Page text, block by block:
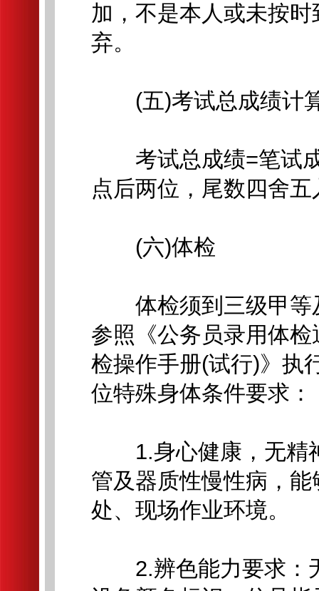
加，不是本人或未按
弃。
(五)考试总成绩计
考试总成绩=笔试成
点后两位，尾数四舍五
(六)体检
体检须到三级甲等
参照《公务员录用体
检操作手册(试行)》执
位特殊身体条件要求：
1.身心健康，无精
管及器质性慢性病，
处、现场作业环境。
2.辨色能力要求：